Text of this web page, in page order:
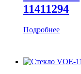
11411294
Подробнее